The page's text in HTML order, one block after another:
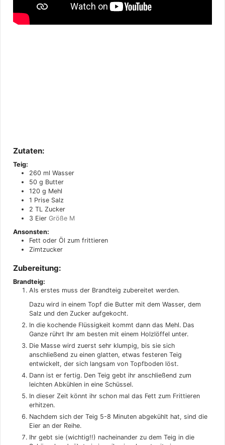
Zutaten:
Teig:
260 ml Wasser
50 g Butter
120 g Mehl
1 Prise Salz
2 TL Zucker
3 Eier Größe M
Ansonsten:
Fett oder Öl zum frittieren
Zimtzucker
Zubereitung:
Brandteig:
Als erstes muss der Brandteig zubereitet werden.
Dazu wird in einem Topf die Butter mit dem Wasser, dem
Salz und den Zucker aufgekocht.
In die kochende Flüssigkeit kommt dann das Mehl. Das
Ganze rührt Ihr am besten mit einem Holzlöffel unter.
Die Masse wird zuerst sehr klumpig, bis sie sich
anschließend zu einen glatten, etwas festeren Teig
entwickelt, der sich langsam von Topfboden löst.
Dann ist er fertig. Den Teig gebt ihr anschließend zum
leichten Abkühlen in eine Schüssel.
In dieser Zeit könnt ihr schon mal das Fett zum Frittieren
erhitzen.
Nachdem sich der Teig 5-8 Minuten abgekühlt hat, sind die
Eier an der Reihe.
Ihr gebt sie (wichtig!!) nacheinander zu dem Teig in die